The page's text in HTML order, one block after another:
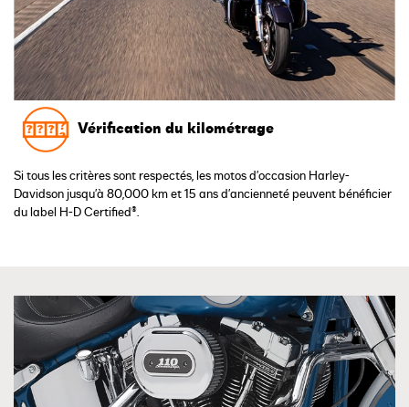
Vérification du kilométrage
Si tous les critères sont respectés, les motos d’occasion Harley-
Davidson jusqu’à 80,000 km et 15 ans d’ancienneté peuvent bénéficier
du label H-D Certified®.